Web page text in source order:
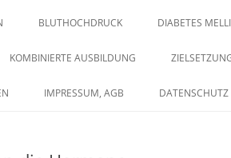
BLUTHOCHDRUCK DIABETES
KOMBINIERTE AUSBILDUNG
AUS DER PAUL-SCHMIDT-
IMPRESSUM, AGB DATENSCHUTZ